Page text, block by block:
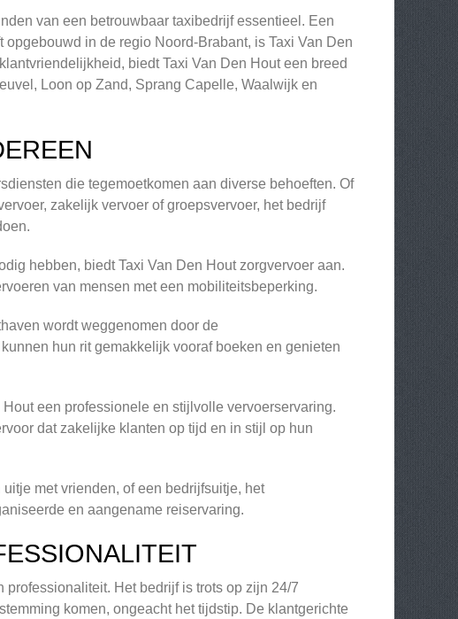
van een betrouwbaar taxibedrijf essentieel. Een
in de regio Noord-Brabant, is Taxi Van Den
biedt Taxi Van Den Hout een breed
Loon op Zand, Sprang Capelle, Waalwijk en
die tegemoetkomen aan diverse behoeften. Of
zakelijk vervoer of groepsvervoer, het bedrijf
hebben, biedt Taxi Van Den Hout zorgvervoer aan.
van mensen met een mobiliteitsbeperking.
wordt weggenomen door de
hun rit gemakkelijk vooraf boeken en genieten
een professionele en stijlvolle vervoerservaring.
dat zakelijke klanten op tijd en in stijl op hun
met vrienden, of een bedrijfsuitje, het
en aangename reiservaring.
Het bedrijf is trots op zijn 24/7
komen, ongeacht het tijdstip. De klantgerichte